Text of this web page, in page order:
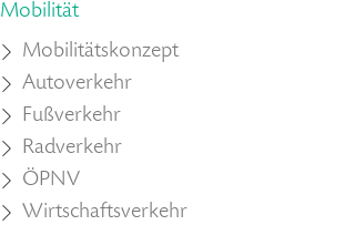
Mobilität
Mobilitätskonzept
Autoverkehr
Fußverkehr
Radverkehr
ÖPNV
Wirtschaftsverkehr